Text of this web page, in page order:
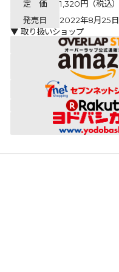
定 価
1,320円（税込）
発売日
2022年8月25日
▼ 取り扱いショップ